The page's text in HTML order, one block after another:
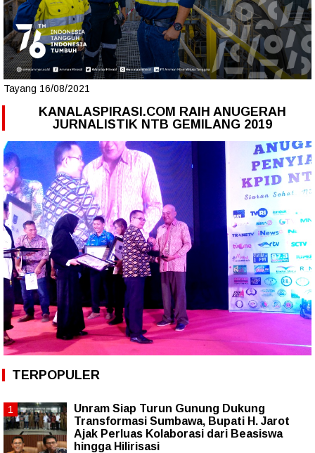
Tayang 16/08/2021
KANALASPIRASI.COM RAIH ANUGERAH
JURNALISTIK NTB GEMILANG 2019
TERPOPULER
Unram Siap Turun Gunung Dukung
Transformasi Sumbawa, Bupati H. Jarot
Ajak Perluas Kolaborasi dari Beasiswa
hingga Hilirisasi